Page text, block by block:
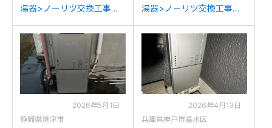
湯器>ノーリツ交換工事施
C2452(S)AWXからノーリ
ツGT-C2472SAW BLへの
交換
湯器>ノーリツ交換工事施
C2442SAWX-TGからノー
リツGT-C2472SAW BLへ
の交換
2026年5月1日
静岡県焼津市
2026年4月13日
兵庫県神戸市垂水区